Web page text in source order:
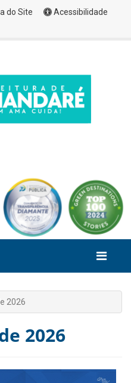
do Site
Acessibilidade
2026
2026